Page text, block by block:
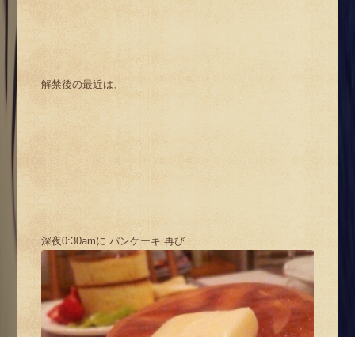
解禁後の最近は、
深夜0:30amに パンケーキ 再び